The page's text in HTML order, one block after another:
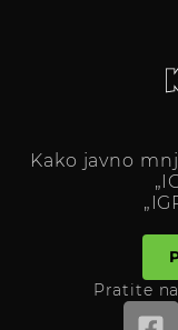
Kako javno
Pratite